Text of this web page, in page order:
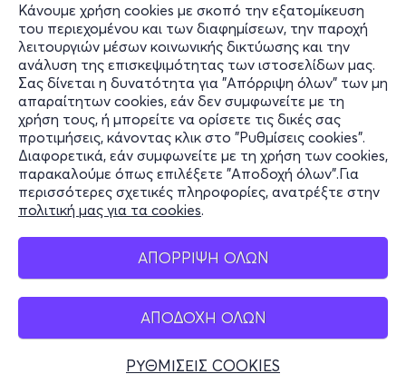
Κάνουμε χρήση cookies με σκοπό την εξατομίκευση
του περιεχομένου και των διαφημίσεων, την παροχή
λειτουργιών μέσων κοινωνικής δικτύωσης και την
ανάλυση της επισκεψιμότητας των ιστοσελίδων μας.
Σας δίνεται η δυνατότητα για "Απόρριψη όλων" των μη
απαραίτητων cookies, εάν δεν συμφωνείτε με τη
χρήση τους, ή μπορείτε να ορίσετε τις δικές σας
προτιμήσεις, κάνοντας κλικ στο "Ρυθμίσεις cookies".
Διαφορετικά, εάν συμφωνείτε με τη χρήση των cookies,
παρακαλούμε όπως επιλέξετε "Αποδοχή όλων".Για
περισσότερες σχετικές πληροφορίες, ανατρέξτε στην
πολιτική μας για τα cookies.
ΑΠΟΡΡΙΨΗ ΟΛΩΝ
ΑΠΟΔΟΧΗ ΟΛΩΝ
ΡΥΘΜΙΣΕΙΣ COOKIES
Πληροφορίες
Υποστήριξη
Stay Connected
Mobile app